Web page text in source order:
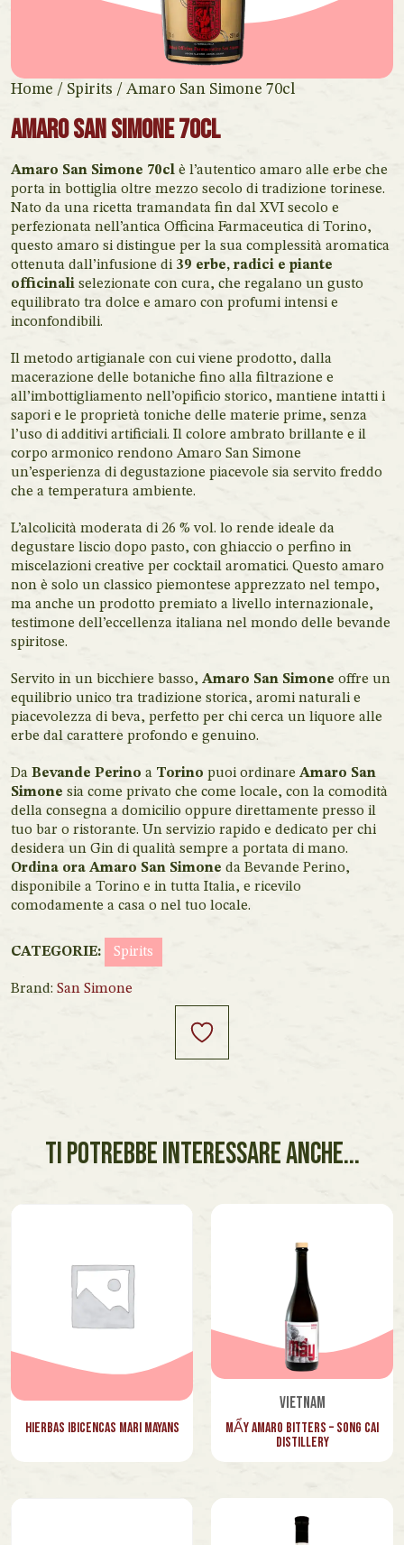
Home / Spirits / Amaro San Simone 70cl
Amaro San Simone 70cl
Amaro San Simone 70cl è l’autentico amaro alle erbe che
porta in bottiglia oltre mezzo secolo di tradizione torinese.
Nato da una ricetta tramandata fin dal XVI secolo e
perfezionata nell’antica Officina Farmaceutica di Torino,
questo amaro si distingue per la sua complessità aromatica
ottenuta dall’infusione di 39 erbe, radici e piante
officinali selezionate con cura, che regalano un gusto
equilibrato tra dolce e amaro con profumi intensi e
inconfondibili.
Il metodo artigianale con cui viene prodotto, dalla
macerazione delle botaniche fino alla filtrazione e
all’imbottigliamento nell’opificio storico, mantiene intatti i
sapori e le proprietà toniche delle materie prime, senza
l’uso di additivi artificiali. Il colore ambrato brillante e il
corpo armonico rendono Amaro San Simone
un’esperienza di degustazione piacevole sia servito freddo
che a temperatura ambiente.
L’alcolicità moderata di 26 % vol. lo rende ideale da
degustare liscio dopo pasto, con ghiaccio o perfino in
miscelazioni creative per cocktail aromatici. Questo amaro
non è solo un classico piemontese apprezzato nel tempo,
ma anche un prodotto premiato a livello internazionale,
testimone dell’eccellenza italiana nel mondo delle bevande
spiritose.
Servito in un bicchiere basso, Amaro San Simone offre un
equilibrio unico tra tradizione storica, aromi naturali e
piacevolezza di beva, perfetto per chi cerca un liquore alle
erbe dal carattere profondo e genuino.
Da Bevande Perino a Torino puoi ordinare Amaro San
Simone sia come privato che come locale, con la comodità
della consegna a domicilio oppure direttamente presso il
tuo bar o ristorante. Un servizio rapido e dedicato per chi
desidera un Gin di qualità sempre a portata di mano.
Ordina ora Amaro San Simone da Bevande Perino,
disponibile a Torino e in tutta Italia, e ricevilo
comodamente a casa o nel tuo locale.
CATEGORIE: Spirits
Brand: San Simone
TI POTREBBE INTERESSARE ANCHE...
Hierbas Ibicencas Mari Mayans
Vietnam
MẨY Amaro Bitters – Song Cai
Distillery